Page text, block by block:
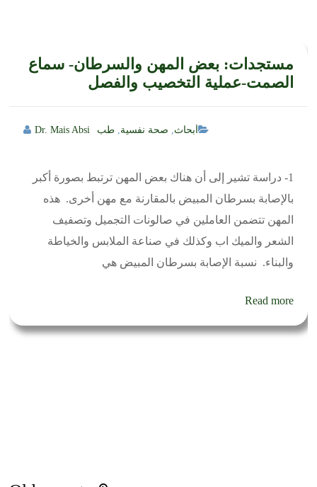
مستجدات: بعض المهن والسرطان- سماع
الصمت-عملية التخصيب والفصل
Dr. Mais Absi أبحاث صحة نفسية طب
1- دراسة تشير إلى أن هناك بعض المهن ترتبط بصورة أكبر
بالإصابة بسرطان المبيض بالمقارنة مع مهن أخرى. هذه
المهن تتضمن العاملين في صالونات التجميل وتصفيف
الشعر والميك اب وكذلك في صناعة الملابس والخياطة
والبناء. نسبة الإصابة بسرطان المبيض هي
Read more